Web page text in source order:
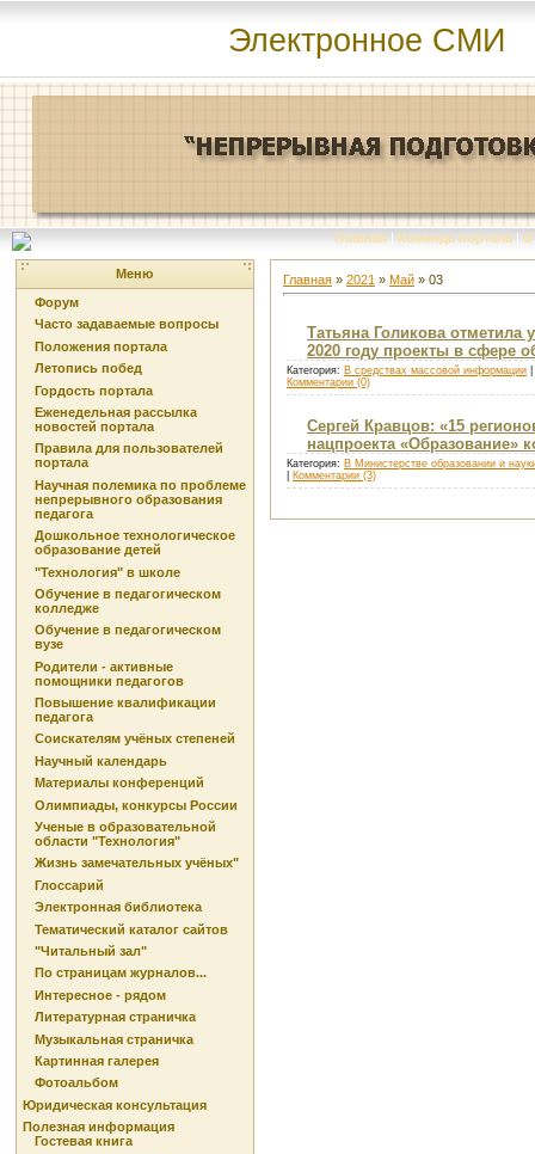
Электронное СМИ
Главная | Команда портала | О
Меню
Форум
Часто задаваемые вопросы
Положения портала
Летопись побед
Гордость портала
Еженедельная рассылка
новостей портала
Правила для пользователей
портала
Научная полемика по проблеме
непрерывного образования
педагога
Дошкольное технологическое
образование детей
"Технология" в школе
Обучение в педагогическом
колледже
Обучение в педагогическом
вузе
Родители - активные
помощники педагогов
Повышение квалификации
педагога
Соискателям учёных степеней
Научный календарь
Материалы конференций
Олимпиады, конкурсы России
Ученые в образовательной
области "Технология"
Жизнь замечательных учёных"
Глоссарий
Электронная библиотека
Тематический каталог сайтов
"Читальный зал"
По страницам журналов...
Интересное - рядом
Литературная страничка
Музыкальная страничка
Картинная галерея
Фотоальбом
Юридическая консультация
Полезная информация
Гостевая книга
Главная » 2021 » Май » 03
Татьяна Голикова
2020 году проекты в сфере
Категория: В средствах массовой информации
Комментарии (0)
Сергей Кравцов: «15
нацпроекта «Образование»
Категория: В Министерстве образовании и
Комментарии (3)